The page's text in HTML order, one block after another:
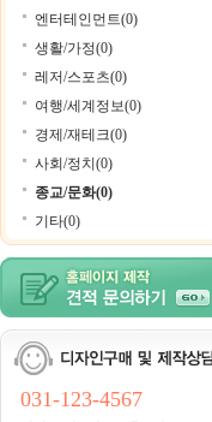
엔터테인먼트(0)
생활/가정(0)
레저/스포츠(0)
여행/세계정보(0)
경제/재테크(0)
사회/정치(0)
종교/문화(0)
기타(0)
031-123-4567